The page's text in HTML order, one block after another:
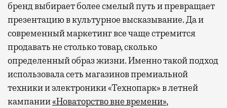
бренд выбирает более смелый путь и превращает
презентацию в культурное высказывание. Да и
современный маркетинг все чаще стремится
продавать не столько товар, сколько
определенный образ жизни. Именно такой подход
использовала сеть магазинов премиальной
техники и электроники «Технопарк» в летней
кампании«Новаторство вне времени»,